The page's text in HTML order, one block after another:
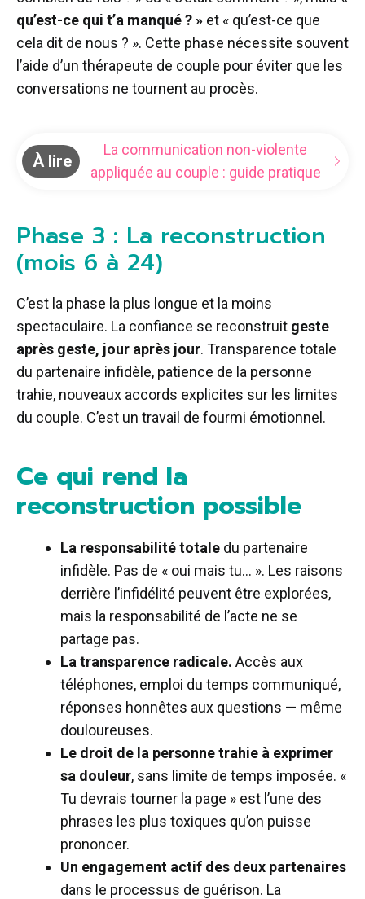
qu’est-ce qui t’a manqué ? » et « qu’est-ce que
cela dit de nous ? ». Cette phase nécessite souvent
l’aide d’un thérapeute de couple pour éviter que les
conversations ne tournent au procès.
À lire
La communication non-violente
appliquée au couple : guide pratique
Phase 3 : La reconstruction
(mois 6 à 24)
C’est la phase la plus longue et la moins
spectaculaire. La confiance se reconstruit geste
après geste, jour après jour. Transparence totale
du partenaire infidèle, patience de la personne
trahie, nouveaux accords explicites sur les limites
du couple. C’est un travail de fourmi émotionnel.
Ce qui rend la
reconstruction possible
La responsabilité totale du partenaire
infidèle. Pas de « oui mais tu… ». Les raisons
derrière l’infidélité peuvent être explorées,
mais la responsabilité de l’acte ne se
partage pas.
La transparence radicale. Accès aux
téléphones, emploi du temps communiqué,
réponses honnêtes aux questions — même
douloureuses.
Le droit de la personne trahie à exprimer
sa douleur, sans limite de temps imposée. «
Tu devrais tourner la page » est l’une des
phrases les plus toxiques qu’on puisse
prononcer.
Un engagement actif des deux partenaires
dans le processus de guérison. La